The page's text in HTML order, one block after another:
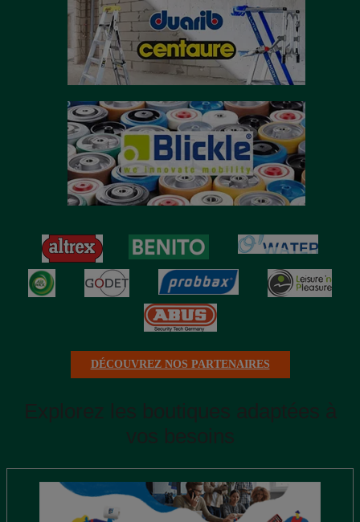
DÉCOUVREZ NOS PARTENAIRES
Explorez les boutiques adaptées à
vos besoins